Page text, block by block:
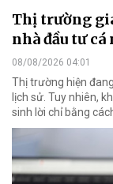
Thị trường
nhà đầu tư cá
08/08/2026 04:01
Thị trường hiện
lịch sử. Tuy nhiên,
sinh lời chỉ bằng